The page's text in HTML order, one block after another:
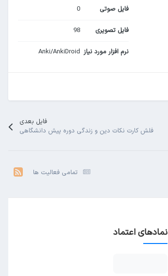
فایل صوتی 0
فایل تصویری 98
نرم افزار مورد نیاز Anki/AnkiDroid
فایل بعدی
فلش کارت نکات دین و زندگی دوره پیش دانشگاهی
تمامی فعالیت ها
نمادهای اعتماد